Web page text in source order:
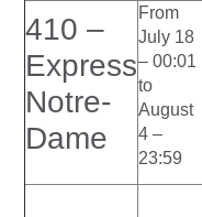
410 –
Express
Notre-
Dame
From
July 18
– 00:01
to
August
4 –
23:59